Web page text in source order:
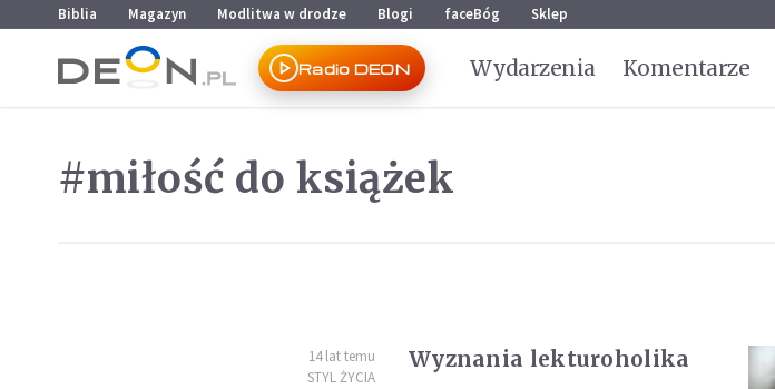
Przejdź do menu głównego
Przejdź do treści
Biblia Magazyn Modlitwa w drodze Blogi faceBóg Sklep
Radio DEON Wydarzenia Komentarze
#miłość do książek
14 lat temu
STYL ŻYCIA
Wyznania lekturoholika